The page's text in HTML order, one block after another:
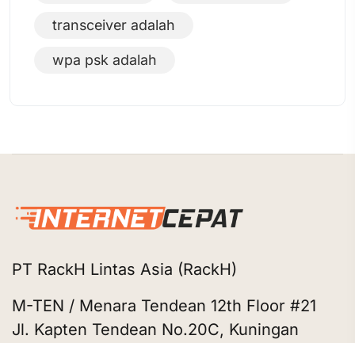
transceiver adalah
wpa psk adalah
PT RackH Lintas Asia (RackH)
M-TEN / Menara Tendean 12th Floor #21
Jl. Kapten Tendean No.20C, Kuningan